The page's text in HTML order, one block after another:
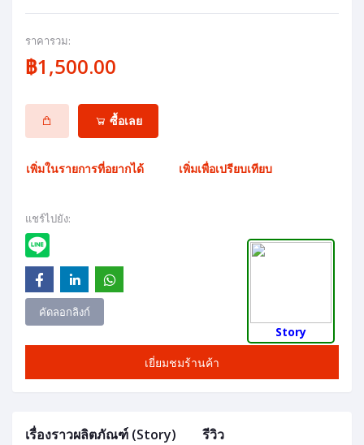
ราคารวม:
฿1,500.00
ซื้อเลย
เพิ่มในรายการที่อยากได้ เพิ่มเพื่อเปรียบเทียบ
แชร์ไปยัง:
คัดลอกลิงก์
เยี่ยมชมร้านค้า
Story
เรื่องราวผลิตภัณฑ์ (Story) รีวิว